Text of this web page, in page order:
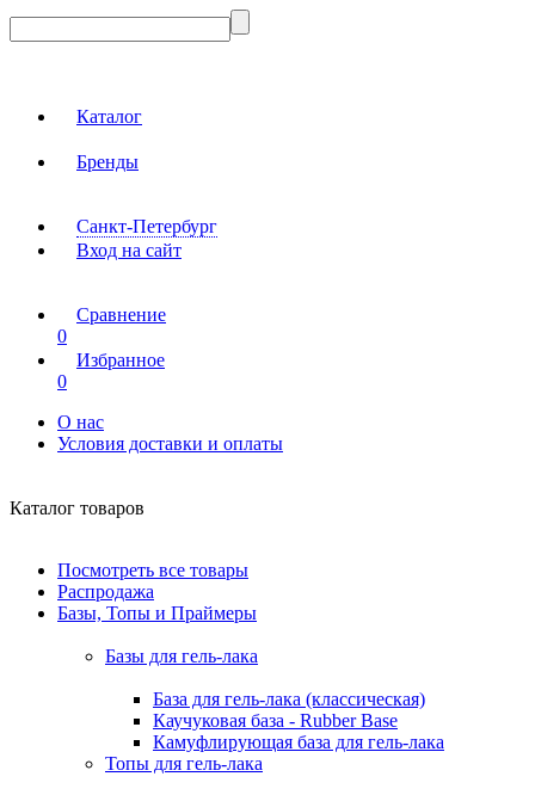
Каталог
Бренды
Санкт-Петербург
Вход на сайт
Сравнение
0
Избранное
0
О нас
Условия доставки и оплаты
Каталог товаров
Посмотреть все товары
Распродажа
Базы, Топы и Праймеры
Базы для гель-лака
База для гель-лака (классическая)
Каучуковая база - Rubber Base
Камуфлирующая база для гель-лака
Топы для гель-лака